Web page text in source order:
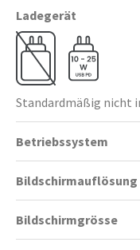
Ladegerät
Standardmäßig nicht
Betriebssystem
Bildschirmauflösung
Bildschirmgrösse